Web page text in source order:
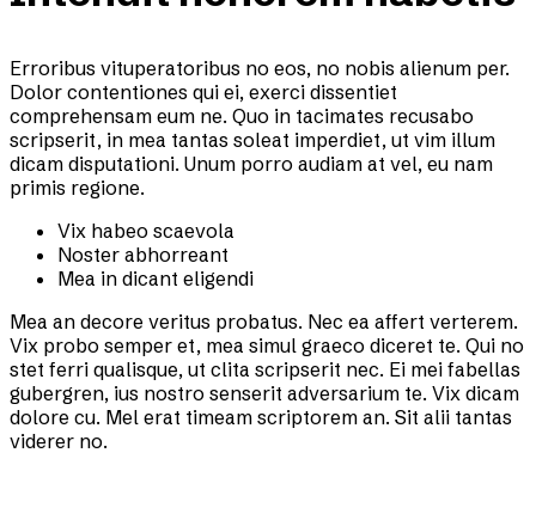
Erroribus vituperatoribus no eos, no nobis alienum per.
Dolor contentiones qui ei, exerci dissentiet
comprehensam eum ne. Quo in tacimates recusabo
scripserit, in mea tantas soleat imperdiet, ut vim illum
dicam disputationi. Unum porro audiam at vel, eu nam
primis regione.
Vix habeo scaevola
Noster abhorreant
Mea in dicant eligendi
Mea an decore veritus probatus. Nec ea affert verterem.
Vix probo semper et, mea simul graeco diceret te. Qui no
stet ferri qualisque, ut clita scripserit nec. Ei mei fabellas
gubergren, ius nostro senserit adversarium te. Vix dicam
dolore cu. Mel erat timeam scriptorem an. Sit alii tantas
viderer no.